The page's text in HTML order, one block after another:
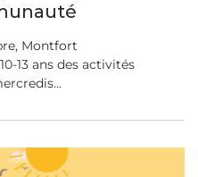
Montfort
13 ans des activités